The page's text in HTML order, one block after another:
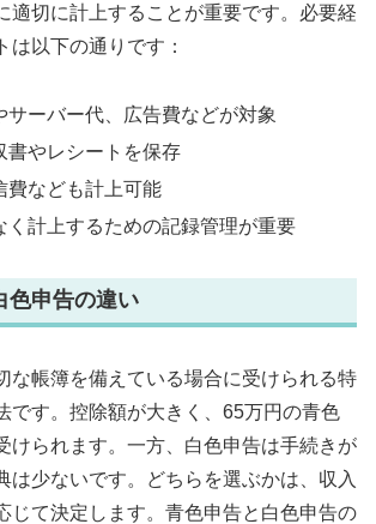
適切に計上することが重要です。必要経
は以下の通りです：
サーバー代、広告費などが対象
書やレシートを保存
費なども計上可能
く計上するための記録管理が重要
色申告の違い
な帳簿を備えている場合に受けられる特
です。控除額が大きく、65万円の青色
けられます。一方、白色申告は手続きが
は少ないです。どちらを選ぶかは、収入
じて決定します。青色申告と白色申告の